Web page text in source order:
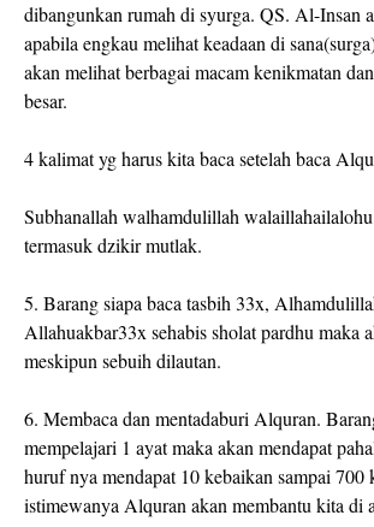
dibangunkan rumah di syurga. QS. Al-Insan
apabila engkau melihat keadaan di
akan melihat berbagai macam kenikmatan
besar.
4 kalimat yg harus kita baca setelah baca
Subhanallah walhamdulillah
termasuk dzikir mutlak.
5. Barang siapa baca tasbih 33x,
Allahuakbar33x sehabis sholat pardhu maka
meskipun sebuih dilautan.
6. Membaca dan mentadaburi Alquran.
mempelajari 1 ayat maka akan mendapat
huruf nya mendapat 10 kebaikan sampai
istimewanya Alquran akan membantu kita di